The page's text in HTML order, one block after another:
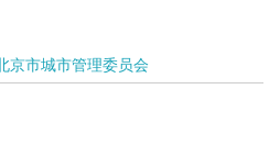
京市城市管理委员会